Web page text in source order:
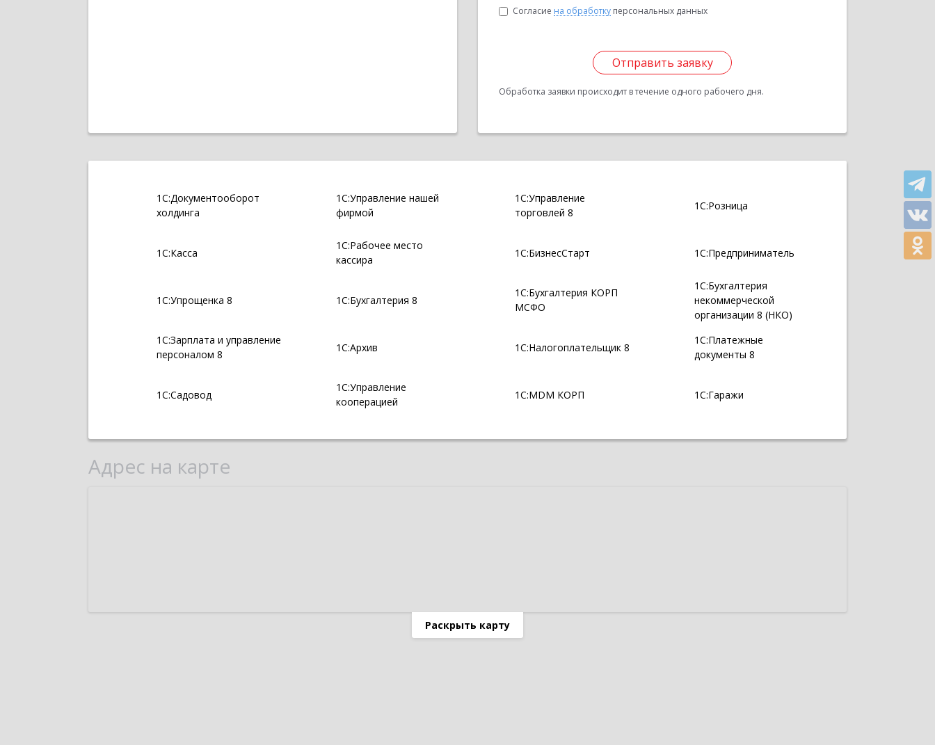
Согласие на обработку персональных данных
Отправить заявку
Обработка заявки происходит в течение одного рабочего дня.
1С:Документооборот
холдинга
1С:Управление нашей
фирмой
1С:Управление
торговлей 8
1С:Розница
1С:Касса
1С:Рабочее место
кассира
1С:БизнесСтарт 1С:Предприниматель
1С:Упрощенка 8 1С:Бухгалтерия 8
1С:Бухгалтерия КОРП
МСФО
1С:Бухгалтерия
некоммерческой
организации 8 (НКО)
1С:Зарплата и управление
персоналом 8
1С:Архив 1С:Налогоплательщик 8
1С:Платежные
документы 8
1С:Садовод
1С:Управление
кооперацией
1С:MDM КОРП 1С:Гаражи
Адрес на карте
Раскрыть карту